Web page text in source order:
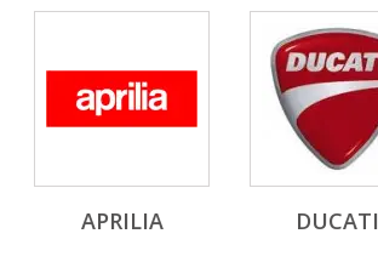
APRILIA DUCATI